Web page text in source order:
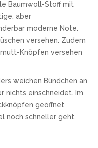
Baumwoll-Stoff mit
aber
moderne Note.
versehen. Zudem
Knöpfen versehen
weichen Bündchen an
nichts einschneidet. Im
geöffnet
noch schneller geht.